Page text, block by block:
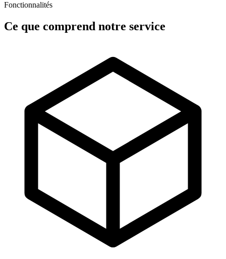
Fonctionnalités
Ce que comprend notre service